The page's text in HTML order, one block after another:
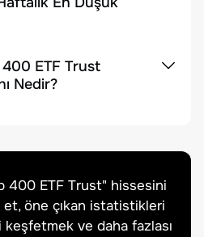
400 ETF Trust
Nedir?
400 ETF Trust" hissesini
öne çıkan istatistikleri
ve daha fazlası